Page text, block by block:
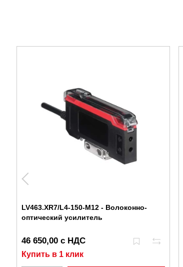
LV463.XR7/L4-150-M12 - Волоконно-
оптический усилитель
46 650,00 с НДС
Купить в 1 клик